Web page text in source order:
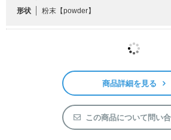
形状
粉末 【powder】
商品詳細を見る
この商品について問い